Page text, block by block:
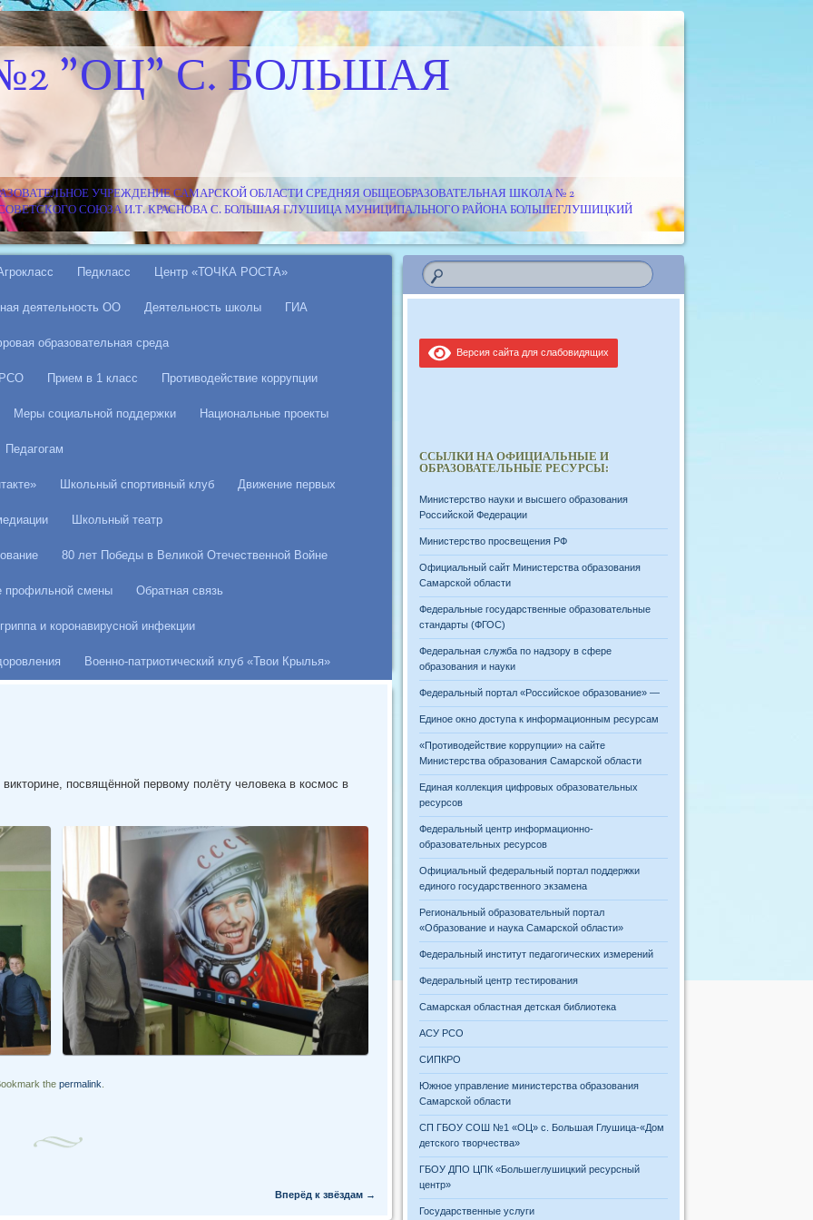
"ОЦ" С. БОЛЬШАЯ
УЧРЕЖДЕНИЕ САМАРСКОЙ ОБЛАСТИ СРЕДНЯЯ ОБЩЕОБРАЗОВАТЕЛЬНАЯ ШКОЛА № 2
СОВЕТСКОГО СОЮЗА И.Т. КРАСНОВА С. БОЛЬШАЯ ГЛУШИЦА МУНИЦИПАЛЬНОГО РАЙОНА БОЛЬШЕГЛУШИЦКИЙ
Педкласс Центр «ТОЧКА РОСТА»
деятельность ОО Деятельность школы ГИА
образовательная среда
Прием в 1 класс Противодействие коррупции
Меры социальной поддержки Национальные проекты
Педагогам
Школьный спортивный клуб Движение первых
Школьный театр
80 лет Победы в Великой Отечественной Войне
профильной смены Обратная связь
и коронавирусной инфекции
Военно-патриотический клуб «Твои Крылья»
посвящённой первому полёту человека в космос в
the permalink
Вперёд к звёздам →
Версия сайта для слабовидящих
ССЫЛКИ НА ОФИЦИАЛЬНЫЕ И
ОБРАЗОВАТЕЛЬНЫЕ РЕСУРСЫ:
Министерство науки и высшего образования
Российской Федерации
Министерство просвещения РФ
Официальный сайт Министерства образования
Самарской области
Федеральные государственные образовательные
стандарты (ФГОС)
Федеральная служба по надзору в сфере
образования и науки
Федеральный портал «Российское образование» —
Единое окно доступа к информационным ресурсам
«Противодействие коррупции» на сайте
Министерства образования Самарской области
Единая коллекция цифровых образовательных
ресурсов
Федеральный центр информационно-
образовательных ресурсов
Официальный федеральный портал поддержки
единого государственного экзамена
Региональный образовательный портал
«Образование и наука Самарской области»
Федеральный институт педагогических измерений
Федеральный центр тестирования
Самарская областная детская библиотека
АСУ РСО
СИПКРО
Южное управление министерства образования
Самарской области
СП ГБОУ СОШ №1 «ОЦ» с. Большая Глушица-«Дом
детского творчества»
ГБОУ ДПО ЦПК «Большеглушицкий ресурсный
центр»
Государственные услуги